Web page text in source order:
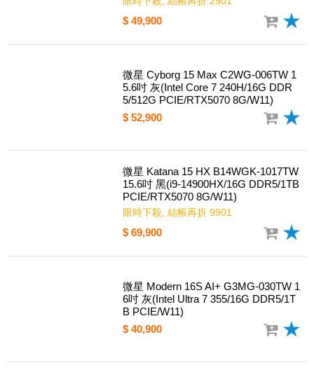
5.6吋 灰(Intel Core 7 240H/16G DDR
5/512G PCIE/RTX5060 8G/W11)
限時下殺, 結帳再折 2901
$ 49,900
微星 Cyborg 15 Max C2WG-006TW 1
5.6吋 灰(Intel Core 7 240H/16G DDR
5/512G PCIE/RTX5070 8G/W11)
15.6吋 黑(i9-14900HX/16G DDR5/1TB
PCIE/RTX5070 8G/W11)
限時下殺, 結帳再折 9901
$ 69,900